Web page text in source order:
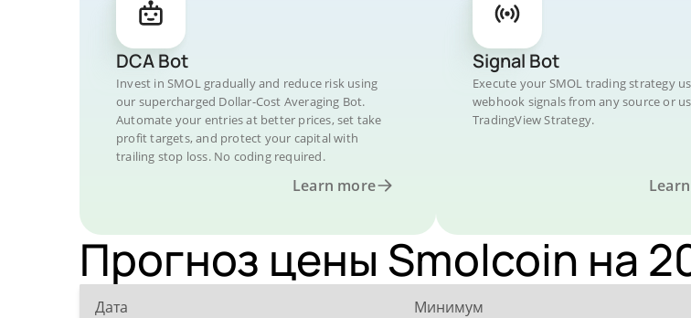
DCA Bot
Invest in SMOL gradually and reduce risk using
our supercharged Dollar-Cost Averaging Bot.
Automate your entries at better prices, set take
profit targets, and protect your capital with
trailing stop loss. No coding required.
Learn more
Signal Bot
Execute your SMOL trading strategy
webhook signals from any source or
TradingView Strategy.
Прогноз цены Smolcoin на
Дата Минимум